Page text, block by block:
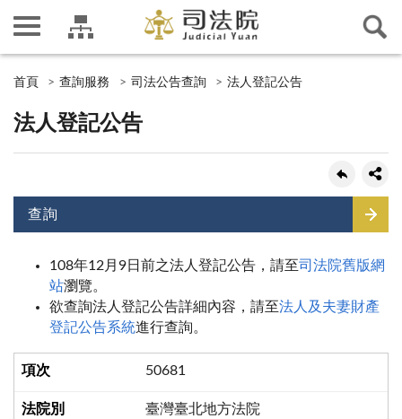
首頁 查詢服務 司法公告查詢 法人登記公告
法人登記公告
查詢
108年12月9日前之法人登記公告，請至司法院舊版網
站瀏覽。
欲查詢法人登記公告詳細內容，請至法人及夫妻財產
登記公告系統進行查詢。
50681
臺灣臺北地方法院